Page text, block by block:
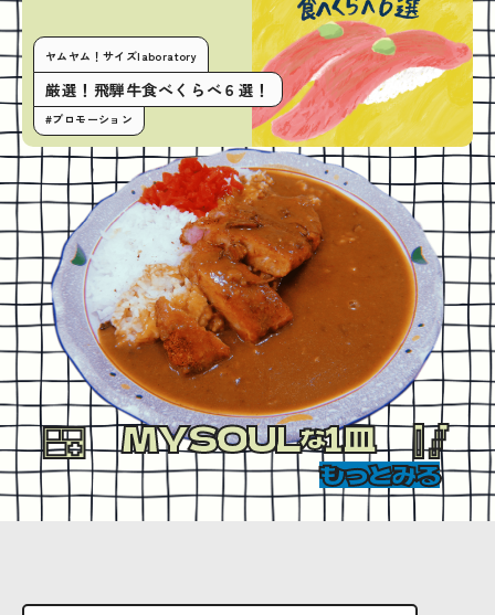
ヤムヤム！サイズlaboratory
厳選！飛騨牛食べくらべ６選！
#プロモーション
MYSOULな1皿
もっとみる